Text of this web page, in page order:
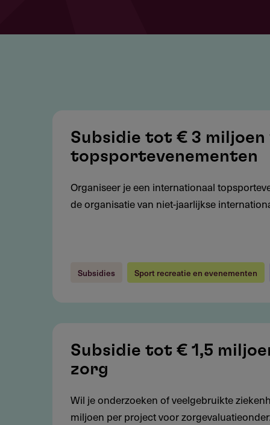
tot
miljoen
voor
Subsidie tot € 3
topsportevenementen
Organiseer je een internationaal
de organisatie van niet-jaarlijkse
Subsidies Sport recreatie en evenementen
tot
miljoen
voor
Subsidie tot € 1,5
zorg
Wil je onderzoeken of veelgebruikte
miljoen per project voor